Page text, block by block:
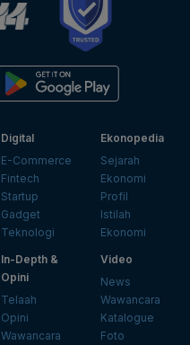
Digital
E-Commerce
Fintech
Startup
Gadget
Teknologi
Ekonopedia
Sejarah
Ekonomi
Profil
Istilah
Ekonomi
In-Depth &
Opini
Telaah
Opini
Wawancara
Video
News
Wawancara
Katalogue
Foto